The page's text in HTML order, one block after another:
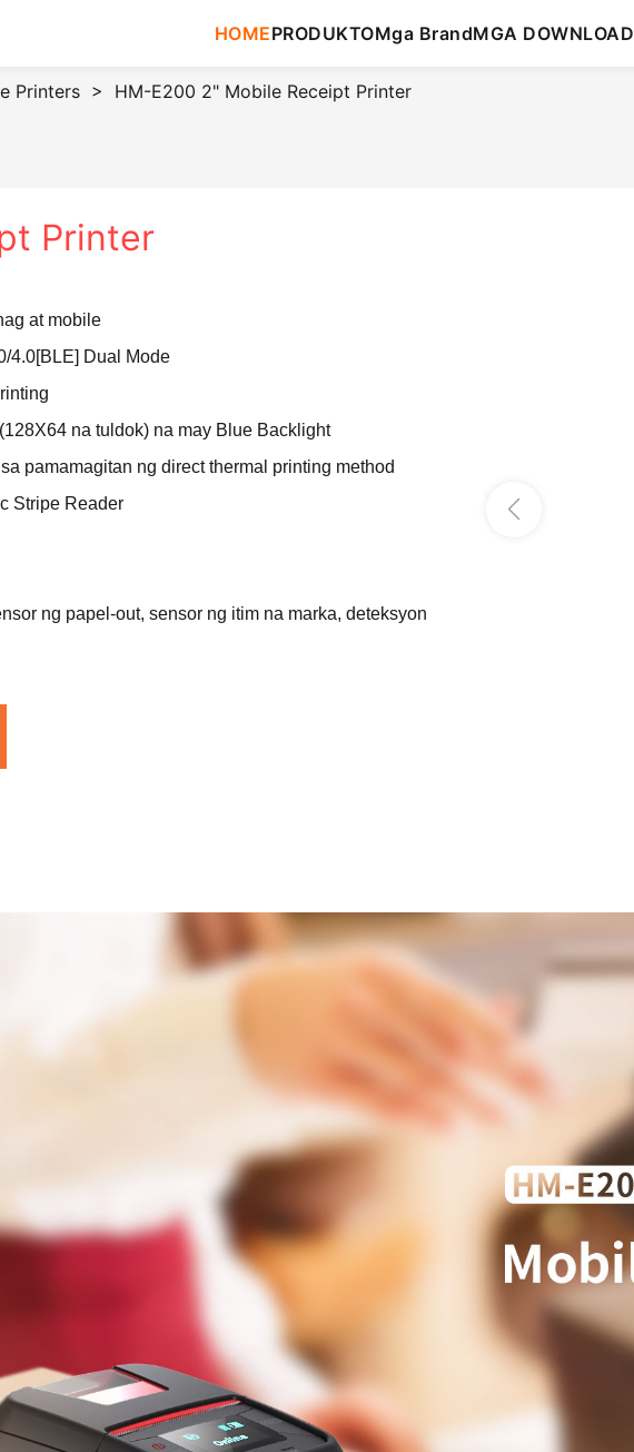
HOMEPRODUKTOMga BrandMGA DOWNLOAD
Printers > HM-E200 2" Mobile Receipt Printer
Printer
at mobile
4.0[BLE] Dual Mode
na tuldok) na may Blue Backlight
pamamagitan ng direct thermal printing method
Stripe Reader
ng papel-out, sensor ng itim na marka, deteksyon